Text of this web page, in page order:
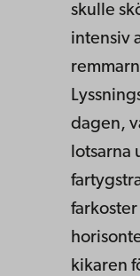
skulle
intensiv
dagen,
lotsarna
kikaren